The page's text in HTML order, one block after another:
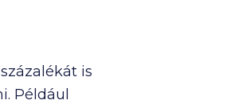
is
Például